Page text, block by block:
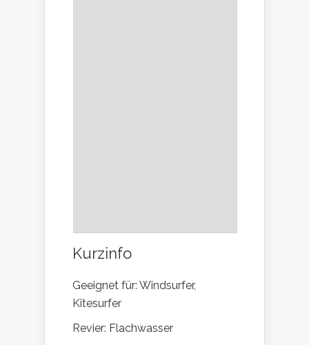
Kurzinfo
Geeignet für: Windsurfer,
Kitesurfer
Revier: Flachwasser